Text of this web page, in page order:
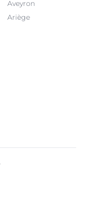
Aveyron
Ariège